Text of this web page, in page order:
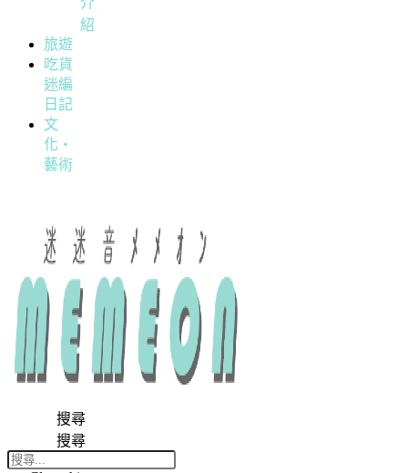
介
紹
旅遊
吃貨
迷編
日記
文
化・
藝術
搜尋
搜尋